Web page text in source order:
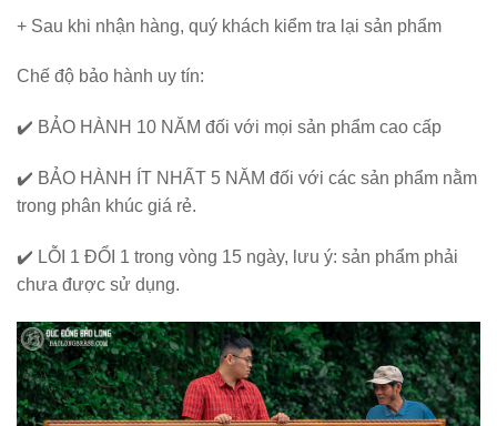
+ Sau khi nhận hàng, quý khách kiểm tra lại sản phẩm
Chế độ bảo hành uy tín:
✔️ BẢO HÀNH 10 NĂM đối với mọi sản phẩm cao cấp
✔️ BẢO HÀNH ÍT NHẤT 5 NĂM đối với các sản phẩm nằm
trong phân khúc giá rẻ.
✔️ LỖI 1 ĐỔI 1 trong vòng 15 ngày, lưu ý: sản phẩm phải
chưa được sử dụng.